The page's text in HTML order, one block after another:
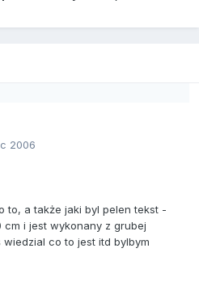
2006
to, a także jaki byl pelen tekst -
cm i jest wykonany z grubej
co to jest itd bylbym